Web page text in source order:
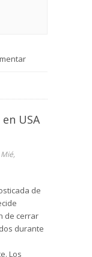
USA
de
de cerrar
durante
Los